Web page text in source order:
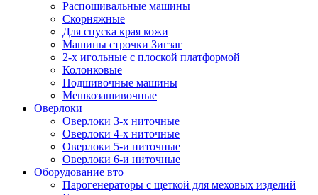
Распошивальные машины
Скорняжные
Для спуска края кожи
Машины строчки Зигзаг
2-х игольные с плоской платформой
Колонковые
Подшивочные машины
Мешкозашивочные
Оверлоки
Оверлоки 3-х ниточные
Оверлоки 4-х ниточные
Оверлоки 5-и ниточные
Оверлоки 6-и ниточные
Оборудование вто
Парогенераторы с щеткой для меховых изделий